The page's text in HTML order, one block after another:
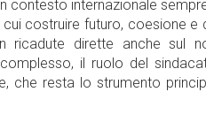
contesto internazionale
costruire futuro, coesione
ricadute dirette anche sul
il ruolo del
che resta lo strumento